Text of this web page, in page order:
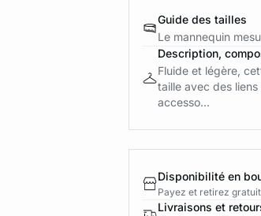
Guide des tailles
Le mannequin
Description,
Fluide et légère,
taille avec des
accesso...
Disponibilité en
Payez et retirez
Livraisons et